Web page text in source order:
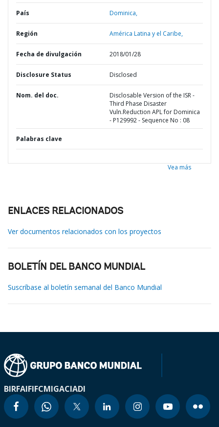
País Dominica,
Región América Latina y el Caribe,
Fecha de divulgación 2018/01/28
Disclosure Status Disclosed
Nom. del doc.
Disclosable Version of the ISR -
Third Phase Disaster
Vuln.Reduction APL for Dominica
- P129992 - Sequence No : 08
Palabras clave
Vea más
ENLACES RELACIONADOS
Ver documentos relacionados con los proyectos
BOLETÍN DEL BANCO MUNDIAL
Suscríbase al boletín semanal del Banco Mundial
BIRFAIFIFCMIGACIADI